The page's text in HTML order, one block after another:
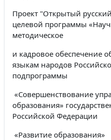
Проект "Открытый
целевой программы
методическое
и кадровое обеспечение
языкам народов
подпрограммы
«Совершенствование
образования»
Российской Федерации
«Развитие образования»